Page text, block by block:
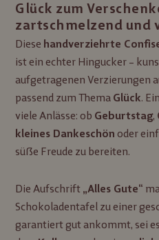
Glück zum
zartschmelzend und
Diese handverziehrte
ist ein echter Hingucker –
aufgetragenen Verzierungen
passend zum Thema Glück.
viele Anlässe: ob Geburtstag,
kleines Dankeschön oder
süße Freude zu bereiten.
Die Aufschrift „Alles Gute“
Schokoladentafel zu einer
garantiert gut ankommt, sei